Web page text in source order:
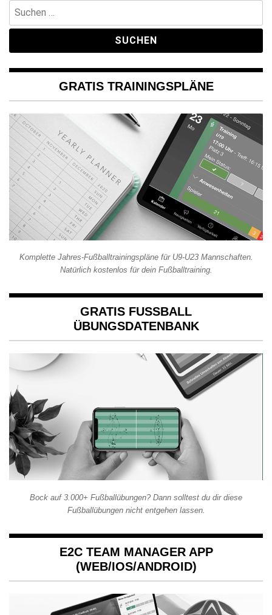
nach:
GRATIS TRAININGSPLÄNE
Komplette Jahres-Fußballtrainingspläne für U9-U23 Mannschaften.
Natürlich kostenlos für dein Fußballtraining.
GRATIS FUSSBALL Ü
BUNGSDATENBANK
Bock auf 3.000+ Fußballübungen? Dann solltest du dir diese
Fußballübungen nicht entgehen lassen.
E2C TEAM MANAGER APP
(WEB/IOS/ANDROID)